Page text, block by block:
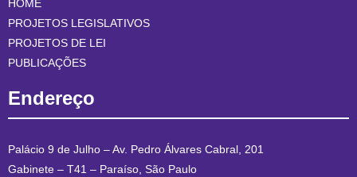
HOME
PROJETOS LEGISLATIVOS
PROJETOS DE LEI
PUBLICAÇÕES
Endereço
Palácio 9 de Julho – Av. Pedro Álvares Cabral, 201
Gabinete – T41 – Paraíso, São Paulo